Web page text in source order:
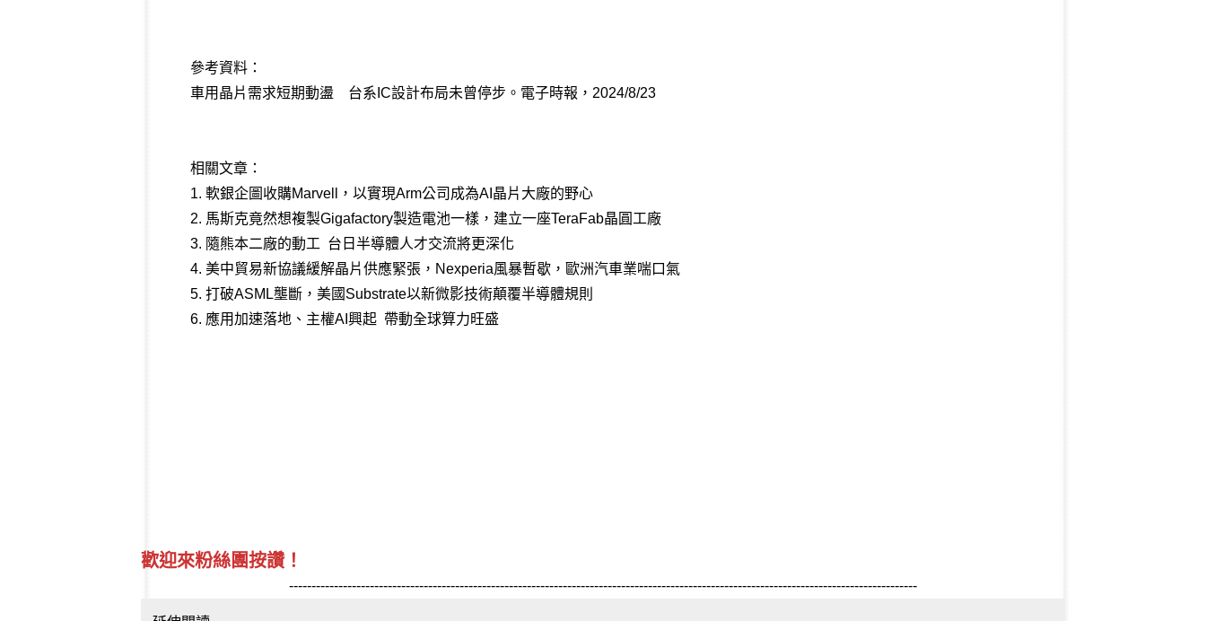
參考資料：
車用晶片需求短期動盪 台系IC設計布局未曾停步。電子時報，2024/8/23
相關文章：
1. 軟銀企圖收購Marvell，以實現Arm公司成為AI晶片大廠的野心
2. 馬斯克竟然想複製Gigafactory製造電池一樣，建立一座TeraFab晶圓工廠
3. 隨熊本二廠的動工 台日半導體人才交流將更深化
4. 美中貿易新協議緩解晶片供應緊張，Nexperia風暴暫歇，歐洲汽車業喘口氣
5. 打破ASML壟斷，美國Substrate以新微影技術顛覆半導體規則
6. 應用加速落地、主權AI興起 帶動全球算力旺盛
歡迎來粉絲團按讚！
--------------------------------------------------------------------------------------------------------------------------------------------